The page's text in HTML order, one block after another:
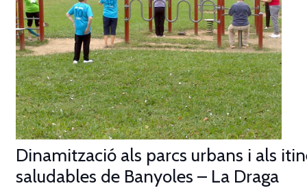
Dinamització als parcs urbans i als
saludables de Banyoles – La Draga